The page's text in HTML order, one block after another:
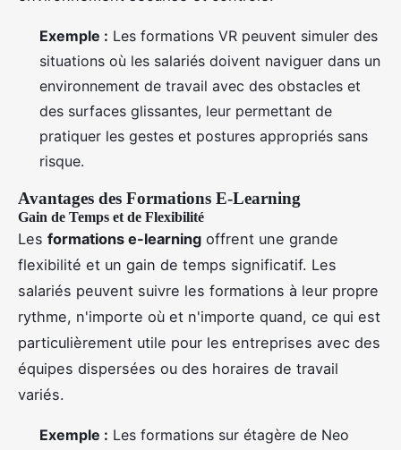
Exemple : Les formations VR peuvent simuler des
situations où les salariés doivent naviguer dans un
environnement de travail avec des obstacles et
des surfaces glissantes, leur permettant de
pratiquer les gestes et postures appropriés sans
risque.
Avantages des Formations E-Learning
Gain de Temps et de Flexibilité
Les formations e-learning offrent une grande
flexibilité et un gain de temps significatif. Les
salariés peuvent suivre les formations à leur propre
rythme, n'importe où et n'importe quand, ce qui est
particulièrement utile pour les entreprises avec des
équipes dispersées ou des horaires de travail
variés.
Exemple : Les formations sur étagère de Neo